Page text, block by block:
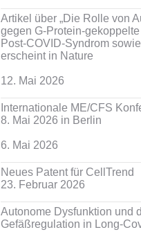
Artikel über „Die Rolle von
gegen G-Protein-
Post-COVID-Syndrom
erscheint in Nature
12. Mai 2026
Internationale ME/CFS
8. Mai 2026 in Berlin
6. Mai 2026
Neues Patent für CellTrend
23. Februar 2026
Autonome Dysfunktion und
Gefäßregulation in Long-